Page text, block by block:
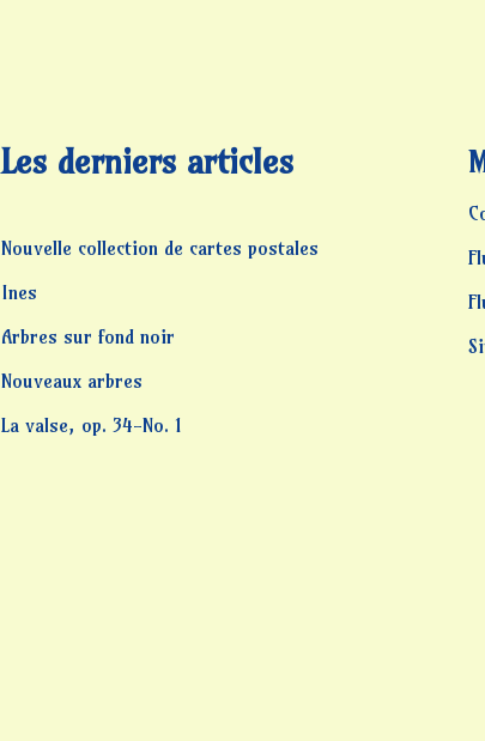
Les derniers articles
Nouvelle collection de cartes postales
Ines
Arbres sur fond noir
Nouveaux arbres
La valse, op. 34-No. 1